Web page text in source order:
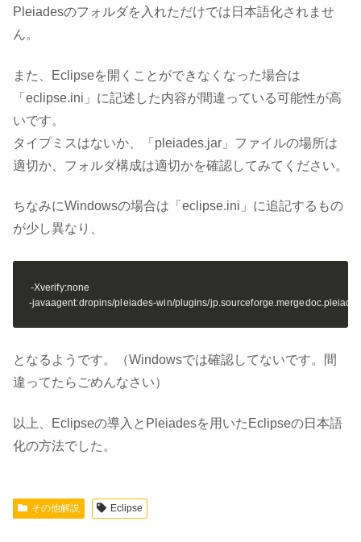
Pleiadesのフォルダを入れただけでは日本語化されませ
ん。
また、Eclipseを開くことができなくなった場合は
「eclipse.ini」に記述した内容が間違っている可能性が高
いです。
タイプミスはないか、「pleiades.jar」ファイルの場所は
適切か、フォルダ構成は適切かを確認してみてください。
ちなみにWindowsの場合は「eclipse.ini」に追記するもの
が少し異なり、
-Xverify:none
-javaagent:dropins/pleiades-win/plugins/
となるようです。（Windowsでは確認してないです。間
違ってたらごめんなさい）
以上、Eclipseの導入とPleiadesを用いたEclipseの日本語
化の方法でした。
その他解説 Eclipse